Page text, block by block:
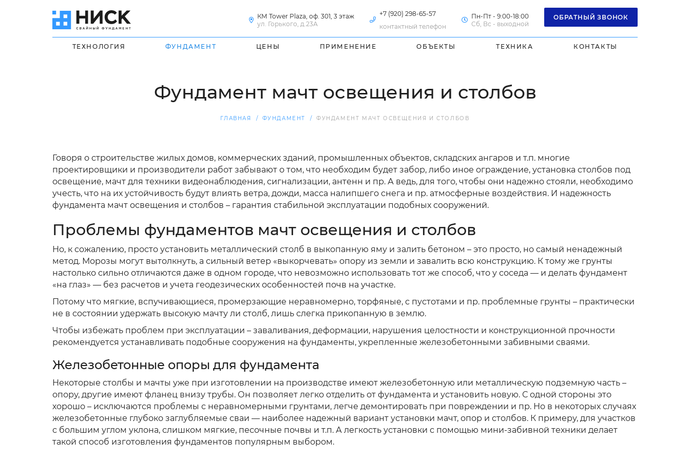
КМ Tower Plaza, оф. 301, 3 этаж
ул. Горького, д.23А
+7 (920) 298-65-57
контактный телефон
Пн-Пт - 9:00-18:00
Сб, Вс - выходной
ОБРАТНЫЙ ЗВОНОК
ТЕХНОЛОГИЯ ФУНДАМЕНТ ЦЕНЫ ПРИМЕНЕНИЕ ОБЪЕКТЫ ТЕХНИКА КОНТАКТЫ
Фундамент мачт освещения и столбов
ГЛАВНАЯ ФУНДАМЕНТ ФУНДАМЕНТ МАЧТ ОСВЕЩЕНИЯ И СТОЛБОВ
Говоря о строительстве жилых домов, коммерческих зданий, промышленных объектов, складских ангаров и т.п. многие
проектировщики и производители работ забывают о том, что необходим будет забор, либо иное ограждение, установка столбов под
освещение, мачт для техники видеонаблюдения, сигнализации, антенн и пр. А ведь, для того, чтобы они надежно стояли, необходимо
учесть, что на их устойчивость будут влиять ветра, дожди, масса налипшего снега и пр. атмосферные воздействия. И надежность
фундамента мачт освещения и столбов – гарантия стабильной эксплуатации подобных сооружений.
Проблемы фундаментов мачт освещения и столбов
Но, к сожалению, просто установить металлический столб в выкопанную яму и залить бетоном – это просто, но самый ненадежный
метод. Морозы могут вытолкнуть, а сильный ветер «выкорчевать» опору из земли и завалить всю конструкцию. К тому же грунты
настолько сильно отличаются даже в одном городе, что невозможно использовать тот же способ, что у соседа — и делать фундамент
«на глаз» — без расчетов и учета геодезических особенностей почв на участке.
Потому что мягкие, вспучивающиеся, промерзающие неравномерно, торфяные, с пустотами и пр. проблемные грунты – практически
не в состоянии удержать высокую мачту ли столб, лишь слегка прикопанную в землю.
Чтобы избежать проблем при эксплуатации – заваливания, деформации, нарушения целостности и конструкционной прочности
рекомендуется устанавливать подобные сооружения на фундаменты, укрепленные железобетонными забивными сваями.
Железобетонные опоры для фундамента
Некоторые столбы и мачты уже при изготовлении на производстве имеют железобетонную или металлическую подземную часть –
опору, другие имеют фланец внизу трубы. Он позволяет легко отделить от фундамента и установить новую. С одной стороны это
хорошо – исключаются проблемы с неравномерными грунтами, легче демонтировать при повреждении и пр. Но в некоторых случаях
железобетонные глубоко заглубляемые сваи — наиболее надежный вариант установки мачт, опор и столбов. К примеру, для участков
с большим углом уклона, слишком мягкие, песочные почвы и т.п. А легкость установки с помощью мини-забивной техники делает
такой способ изготовления фундаментов популярным выбором.